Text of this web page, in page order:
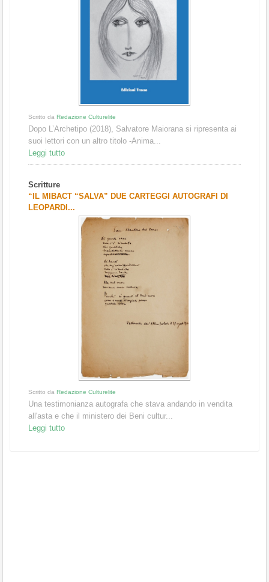
Scritto da Redazione Culturelite
Dopo L’Archetipo (2018), Salvatore Maiorana si ripresenta ai
suoi lettori con un altro titolo -Anima...
Leggi tutto
Scritture
“IL MIBACT “SALVA” DUE CARTEGGI AUTOGRAFI DI
LEOPARDI...
Scritto da Redazione Culturelite
Una testimonianza autografa che stava andando in vendita
all'asta e che il ministero dei Beni cultur...
Leggi tutto